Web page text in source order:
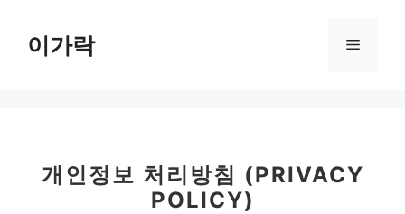
이가락 메
개인정보 처리방침 (PRIVACY
POLICY)